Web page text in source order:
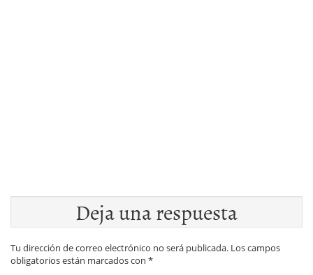
Deja una respuesta
Tu dirección de correo electrónico no será publicada. Los campos
obligatorios están marcados con *